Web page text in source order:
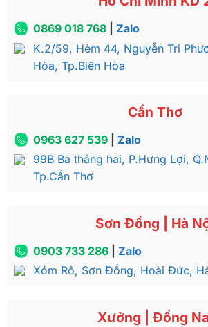
0869 018 768| Zalo
K.2/59, Hẻm 44, Nguyễn Tri
Hòa, Tp.Biên Hòa
Cần Thơ
0963 627 539| Zalo
99B Ba tháng hai, P.Hưng Lợi,
Tp.Cần Thơ
Sơn Đồng | Hà
0903 733 286| Zalo
Xóm Rô, Sơn Đồng, Hoài Đức,
Xưởng | Đồng